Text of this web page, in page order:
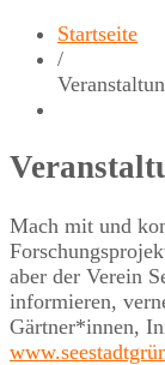
Startseite
/
Mach mit und
aber der Verein
informieren,
Gärtner*innen,